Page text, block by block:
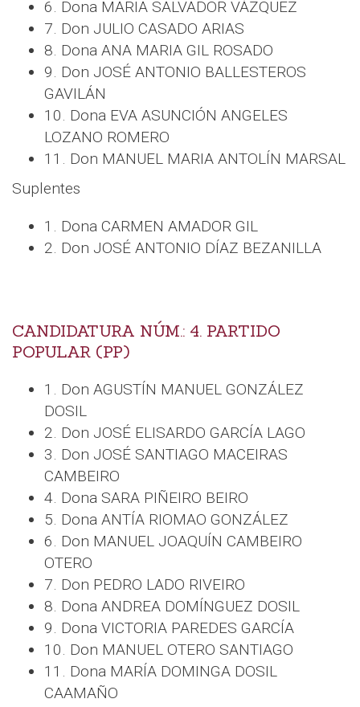
6. Dona MARIA SALVADOR VÁZQUEZ
7. Don JULIO CASADO ARIAS
8. Dona ANA MARIA GIL ROSADO
9. Don JOSÉ ANTONIO BALLESTEROS
GAVILÁN
10. Dona EVA ASUNCIÓN ANGELES
LOZANO ROMERO
11. Don MANUEL MARIA ANTOLÍN MARSAL
Suplentes
1. Dona CARMEN AMADOR GIL
2. Don JOSÉ ANTONIO DÍAZ BEZANILLA
CANDIDATURA NÚM.: 4. PARTIDO
POPULAR (PP)
1. Don AGUSTÍN MANUEL GONZÁLEZ
DOSIL
2. Don JOSÉ ELISARDO GARCÍA LAGO
3. Don JOSÉ SANTIAGO MACEIRAS
CAMBEIRO
4. Dona SARA PIÑEIRO BEIRO
5. Dona ANTÍA RIOMAO GONZÁLEZ
6. Don MANUEL JOAQUÍN CAMBEIRO
OTERO
7. Don PEDRO LADO RIVEIRO
8. Dona ANDREA DOMÍNGUEZ DOSIL
9. Dona VICTORIA PAREDES GARCÍA
10. Don MANUEL OTERO SANTIAGO
11. Dona MARÍA DOMINGA DOSIL
CAAMAÑO